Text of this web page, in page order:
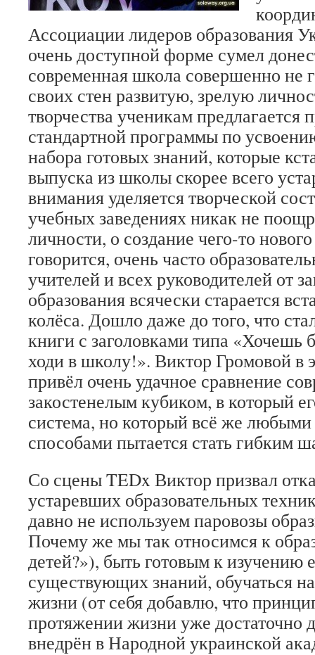
Ассоциации лидеров образования
очень доступной форме сумел
современная школа совершенно не
своих стен развитую, зрелую
творчества ученикам предлагается
стандартной программы по
набора готовых знаний, которые
выпуска из школы скорее всего
внимания уделяется творческой
учебных заведениях никак не
личности, о создание чего-то
говорится, очень часто
учителей и всех руководителей от
образования всячески старается
колёса. Дошло даже до того, что
книги с заголовками типа «Хочешь
ходи в школу!». Виктор Громовой в
привёл очень удачное сравнение
закостенелым кубиком, в который
система, но который всё же
способами пытается стать гибким
Со сцены TEDx Виктор призвал
устаревших образовательных
давно не используем паровозы
Почему же мы так относимся к
детей?»), быть готовым к изучению
существующих знаний, обучаться
жизни (от себя добавлю, что
протяжении жизни уже достаточно
внедрён в Народной украинской